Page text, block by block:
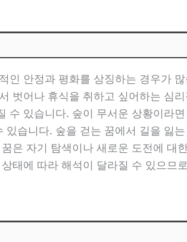
인 안정과 평화를 상징하는 경우가
벗어나 휴식을 취하고 싶어하는 심
수 있습니다. 숲이 무서운 상황이라
습니다. 숲을 걷는 꿈에서 길을 잃
은 자기 탐색이나 새로운 도전에 대
태에 따라 해석이 달라질 수 있으므